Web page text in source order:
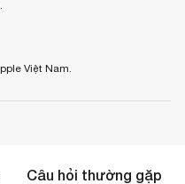
Việt Nam.
Câu hỏi thường gặp